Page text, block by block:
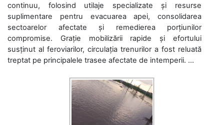
continuu, folosind utilaje specializate și resurse
suplimentare pentru evacuarea apei, consolidarea
sectoarelor afectate și remedierea porțiunilor
compromise. Grație mobilizării rapide și efortului
susținut al feroviarilor, circulația trenurilor a fost reluată
treptat pe principalele trasee afectate de intemperii. ...